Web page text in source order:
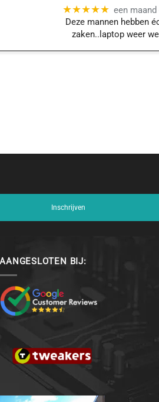
★★★★★ een
Deze mannen hebben
zaken..laptop weer
Inschrijven
AANGESLOTEN BIJ: